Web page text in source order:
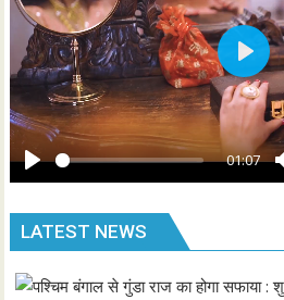
P
l
a
01:07
P
l
a
y
LATEST NEWS